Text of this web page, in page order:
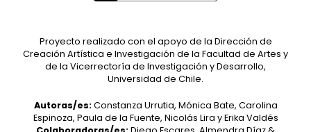
Proyecto realizado con el apoyo de la Dirección de
Creación Artística e Investigación de la Facultad de Artes y
de la Vicerrectoría de Investigación y Desarrollo,
Universidad de Chile.
Autoras/es:Constanza Urrutia, Mónica Bate, Carolina
Espinoza, Paula de la Fuente, Nicolás Lira y Erika Valdés